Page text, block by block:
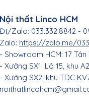
Nội thất Linco HCM
Đt/Zalo: 033.332.8842 -
Zalo: https://zalo.me/
- Showroom HCM: 17 Tân
- Xưởng SX1: Lô 15, khu
- Xưởng SX2: khu TDC